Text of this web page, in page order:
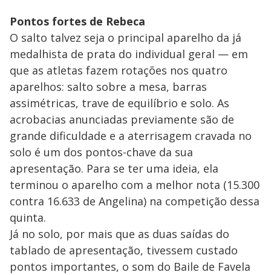
Pontos fortes de Rebeca
O salto talvez seja o principal aparelho da já
medalhista de prata do individual geral — em
que as atletas fazem rotações nos quatro
aparelhos: salto sobre a mesa, barras
assimétricas, trave de equilíbrio e solo. As
acrobacias anunciadas previamente são de
grande dificuldade e a aterrisagem cravada no
solo é um dos pontos-chave da sua
apresentação. Para se ter uma ideia, ela
terminou o aparelho com a melhor nota (15.300
contra 16.633 de Angelina) na competição dessa
quinta.
Já no solo, por mais que as duas saídas do
tablado de apresentação, tivessem custado
pontos importantes, o som do Baile de Favela